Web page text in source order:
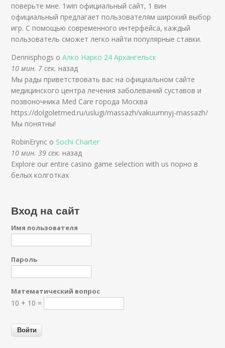
поверьте мне. 1win официальный сайт, 1 вин
официальный предлагает пользователям широкий выбор
игр. С помощью современного интерфейса, каждый
пользователь сможет легко найти популярные ставки.
Dennisphogs оАлко Нарко 24 Архангельск
10 мин. 7 сек. назад
Мы рады приветствовать вас на официальном сайте
медицинского центра лечения заболеваний суставов и
позвоночника Med Care города Москва
https://dolgoletmed.ru/uslugi/massazh/vakuumnyj-massazh/
Мы понятны!
RobinErync о Sochi Charter
10 мин. 39 сек. назад
Explore our entire casino game selection with us порно в
белых колготках
Вход на сайт
Имя пользователя
Пароль
Математический вопрос
10 + 10 =